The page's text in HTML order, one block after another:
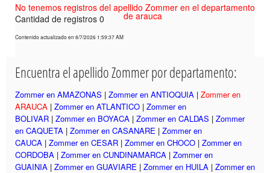
No tenemos registros del apellido Zommer en el departamento
de arauca
Cantidad de registros 0
Contenido actualizado en 8/7/2026 1:59:37 AM
Encuentra el apellido Zommer por departamento:
Zommer en AMAZONAS | Zommer en ANTIOQUIA | Zommer en
ARAUCA | Zommer en ATLANTICO | Zommer en
BOLIVAR | Zommer en BOYACA | Zommer en CALDAS | Zommer
en CAQUETA | Zommer en CASANARE | Zommer en
CAUCA | Zommer en CESAR | Zommer en CHOCO | Zommer en
CORDOBA | Zommer en CUNDINAMARCA | Zommer en
GUAINIA | Zommer en GUAVIARE | Zommer en HUILA | Zommer en